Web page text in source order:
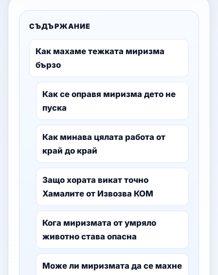
СЪДЪРЖАНИЕ
Как махаме тежката миризма
бързо
Как се оправя миризма дето не
пуска
Как минава цялата работа от
край до край
Защо хората викат точно
Хамалите от Извозва КОМ
Кога миризмата от умряло
животно става опасна
Може ли миризмата да се махне